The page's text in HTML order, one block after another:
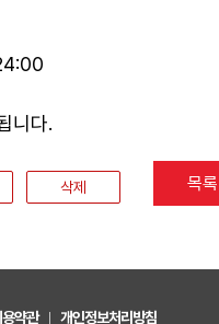
니다.
삭제 목록
용약관 개인정보처리방침